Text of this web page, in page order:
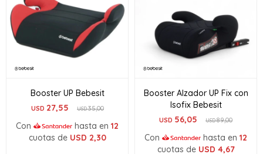
Booster UP Bebesit
USD 27,55 USD35,00
Con hasta en 12
cuotas de USD 2,30
Booster Alzador UP Fix con
Isofix Bebesit
USD 56,05 USD89,00
Con hasta en 12
cuotas de USD 4,67